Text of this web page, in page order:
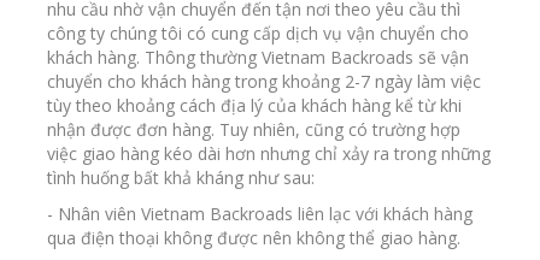
nhu cầu nhờ vận chuyển đến tận nơi theo yêu cầu thì
công ty chúng tôi có cung cấp dịch vụ vận chuyển cho
khách hàng. Thông thường Vietnam Backroads sẽ vận
chuyển cho khách hàng trong khoảng 2-7 ngày làm việc
tùy theo khoảng cách địa lý của khách hàng kể từ khi
nhận được đơn hàng. Tuy nhiên, cũng có trường hợp
việc giao hàng kéo dài hơn nhưng chỉ xảy ra trong những
tình huống bất khả kháng như sau:
- Nhân viên Vietnam Backroads liên lạc với khách hàng
qua điện thoại không được nên không thể giao hàng.